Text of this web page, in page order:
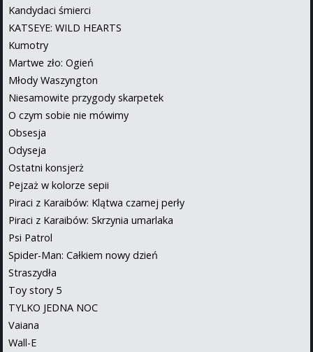
Kandydaci śmierci
KATSEYE: WILD HEARTS
Kumotry
Martwe zło: Ogień
Młody Waszyngton
Niesamowite przygody skarpetek
O czym sobie nie mówimy
Obsesja
Odyseja
Ostatni konsjerż
Pejzaż w kolorze sepii
Piraci z Karaibów: Klątwa czarnej perły
Piraci z Karaibów: Skrzynia umarlaka
Psi Patrol
Spider-Man: Całkiem nowy dzień
Straszydła
Toy story 5
TYLKO JEDNA NOC
Vaiana
Wall-E